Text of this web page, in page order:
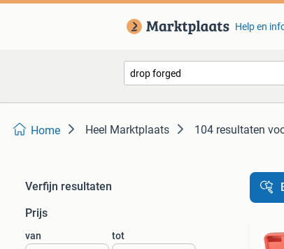
Help en
Home Heel Marktplaats 104 resultaten
Verfijn resultaten
Prijs
van tot